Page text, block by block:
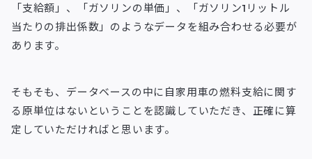
「支給額」、「ガソリンの単価」、「ガソリン1リットル
当たりの排出係数」のようなデータを組み合わせる必要が
あります。
そもそも、データベースの中に自家用車の燃料支給に関す
る原単位はないということを認識していただき、正確に算
定していただければと思います。